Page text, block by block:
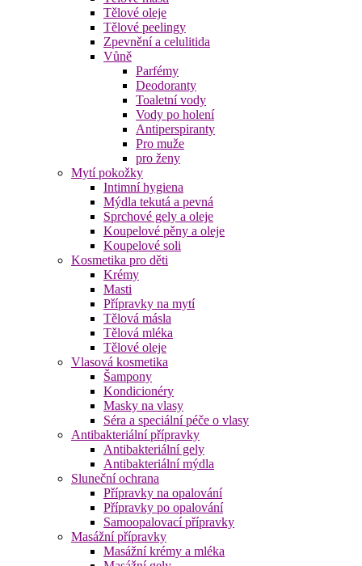
Tělové oleje
Tělové peelingy
Zpevnění a celulitida
Vůně
Parfémy
Deodoranty
Toaletní vody
Vody po holení
Antiperspiranty
Pro muže
pro ženy
Mytí pokožky
Intimní hygiena
Mýdla tekutá a pevná
Sprchové gely a oleje
Koupelové pěny a oleje
Koupelové soli
Kosmetika pro děti
Krémy
Masti
Přípravky na mytí
Tělová másla
Tělová mléka
Tělové oleje
Vlasová kosmetika
Šampony
Kondicionéry
Masky na vlasy
Séra a speciální péče o vlasy
Antibakteriální přípravky
Antibakteriální gely
Antibakteriální mýdla
Sluneční ochrana
Přípravky na opalování
Přípravky po opalování
Samoopalovací přípravky
Masážní přípravky
Masážní krémy a mléka